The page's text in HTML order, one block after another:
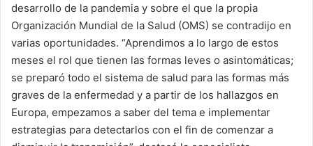
desarrollo de la pandemia y sobre el que la propia
Organización Mundial de la Salud (OMS) se contradijo en
varias oportunidades. “Aprendimos a lo largo de estos
meses el rol que tienen las formas leves o asintomáticas;
se preparó todo el sistema de salud para las formas más
graves de la enfermedad y a partir de los hallazgos en
Europa, empezamos a saber del tema e implementar
estrategias para detectarlos con el fin de comenzar a